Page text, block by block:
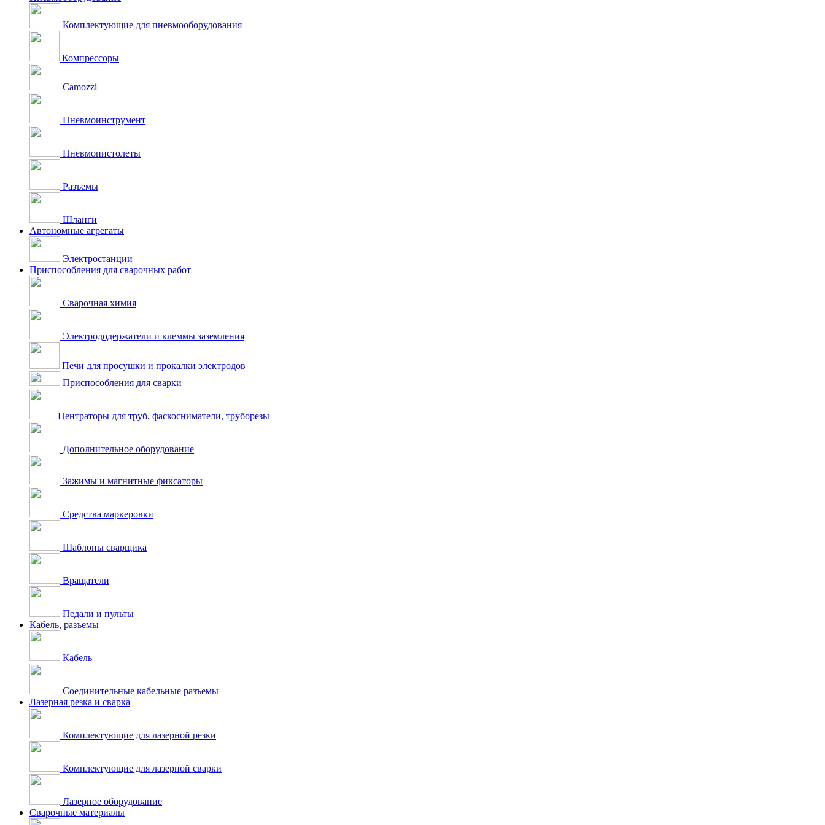
Комплектующие для пневмооборудования
Компрессоры
Camozzi
Пневмоинструмент
Пневмопистолеты
Разъемы
Шланги
Автономные агрегаты
Электростанции
Приспособления для сварочных работ
Сварочная химия
Электрододержатели и клеммы заземления
Печи для просушки и прокалки электродов
Приспособления для сварки
Центраторы для труб, фаскосниматели, труборезы
Дополнительное оборудование
Зажимы и магнитные фиксаторы
Средства маркеровки
Шаблоны сварщика
Вращатели
Педали и пульты
Кабель, разъемы
Кабель
Соединительные кабельные разъемы
Лазерная резка и сварка
Комплектующие для лазерной резки
Комплектующие для лазерной сварки
Лазерное оборудование
Сварочные материалы